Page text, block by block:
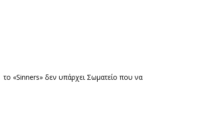
το «Sinners» δεν υπάρχει Σωματείο που να